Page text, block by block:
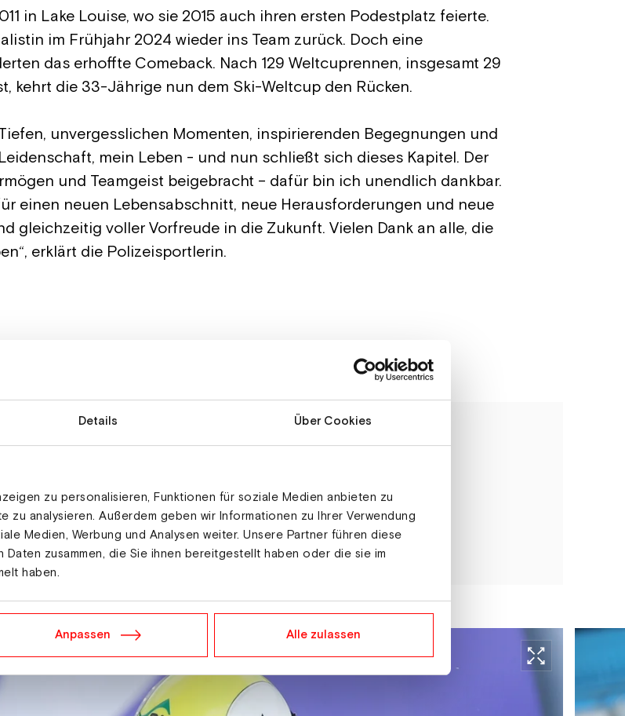
Details Über Cookies
zu personalisieren, Funktionen für soziale Medien anbieten zu
zu analysieren. Außerdem geben wir Informationen zu Ihrer Verwendung
Medien, Werbung und Analysen weiter. Unsere Partner führen diese
zusammen, die Sie ihnen bereitgestellt haben oder die sie im
haben.
Anpassen Alle zulassen
in Lake Louise, wo sie 2015 auch ihren ersten Podestplatz feierte.
im Frühjahr 2024 wieder ins Team zurück. Doch eine
das erhoffte Comeback. Nach 129 Weltcuprennen, insgesamt 29
kehrt die 33-Jährige nun dem Ski-Weltcup den Rücken.
unvergesslichen Momenten, inspirierenden Begegnungen und
mein Leben - und nun schließt sich dieses Kapitel. Der
und Teamgeist beigebracht – dafür bin ich unendlich dankbar.
einen neuen Lebensabschnitt, neue Herausforderungen und neue
gleichzeitig voller Vorfreude in die Zukunft. Vielen Dank an alle, die
erklärt die Polizeisportlerin.
und Dankbarkeit zurück und
in die Zukunft.